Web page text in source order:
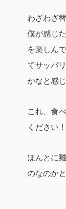
わざわざ
僕が感じ
を楽しん
てサッパ
かなと感じ
これ、食
ください！
ほんとに
のなのか